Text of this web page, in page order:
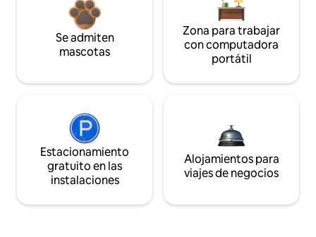
Se admiten
mascotas
Zona para trabajar
con computadora
portátil
Estacionamiento
gratuito en las
instalaciones
Alojamientos para
viajes de negocios